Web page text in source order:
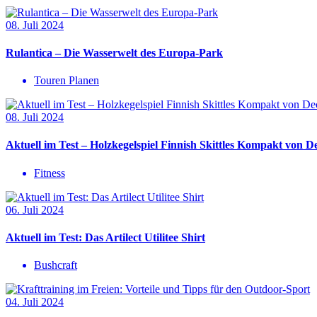
08. Juli 2024
Rulantica – Die Wasserwelt des Europa-Park
Touren Planen
08. Juli 2024
Aktuell im Test – Holzkegelspiel Finnish Skittles Kompakt von
Fitness
06. Juli 2024
Aktuell im Test: Das Artilect Utilitee Shirt
Bushcraft
04. Juli 2024